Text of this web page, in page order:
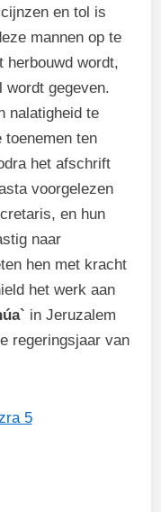
en tol is
mannen op te
herbouwd wordt,
wordt gegeven.
nalatigheid te
toenemen ten
het afschrift
voorgelezen
en hun
naar
hen met kracht
het werk aan
in Jeruzalem
regeringsjaar van
5